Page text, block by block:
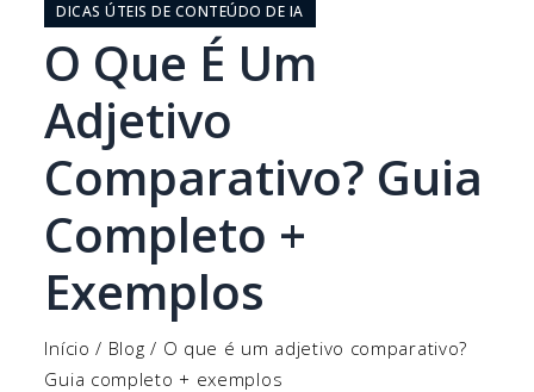
conteúdo
DICAS ÚTEIS DE CONTEÚDO DE IA
O Que É Um
Adjetivo
Comparativo? Guia
Completo +
Exemplos
Início / Blog / O que é um adjetivo comparativo?
Guia completo + exemplos